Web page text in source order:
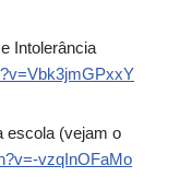
Intolerância
escola (vejam o
vzqInOFaMo